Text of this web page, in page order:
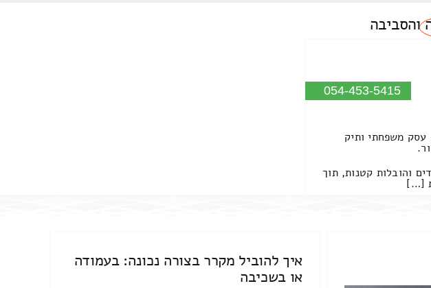
והסביבה
054-453-5415
משפחתי ותיק
והובלות קטנות, תוך
[…]
איך להוביל מקרר בצורה נכונה: בעמודה
או בשכיבה